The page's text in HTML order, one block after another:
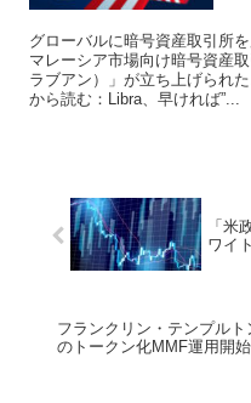
グローバルに暗号資産取引所
マレーシア市場向け暗号資産
ラブアン）」が立ち上げられ
から読む：Libra、早ければ”...
「米
ワイ
フランクリン・テンプルト
のトークン化MMF運用開始